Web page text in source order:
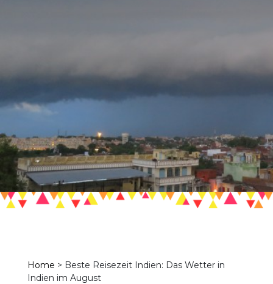
Home > Beste Reisezeit Indien: Das Wetter in
Indien im August